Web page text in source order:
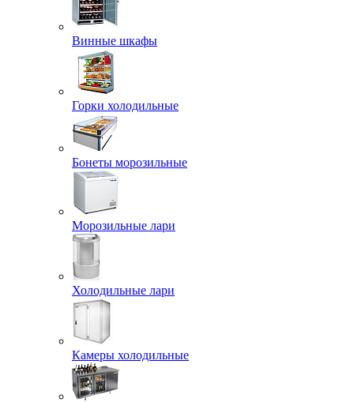
Винные шкафы
Горки холодильные
Бонеты морозильные
Морозильные лари
Холодильные лари
Камеры холодильные